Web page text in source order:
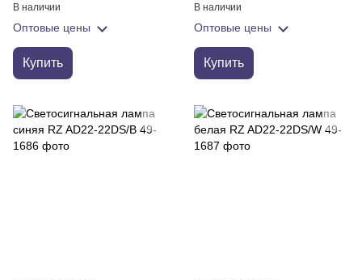
В наличии
Оптовые цены
Купить
В наличии
Оптовые цены
Купить